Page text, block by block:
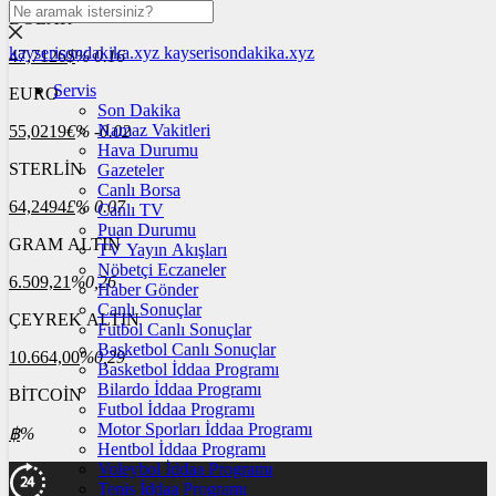
DOLAR
47,7126$% 0.16
EURO
55,0219€% -0.02
STERLİN
64,2494£% 0.07
GRAM ALTIN
6.509,21 %0,26
ÇEYREK ALTIN
10.664,00%0,29
BİTCOİN
฿%
kayserisondakika.xyz kayserisondakika.xyz
Servis
Son Dakika
Namaz Vakitleri
Hava Durumu
Gazeteler
Canlı Borsa
Canlı TV
Puan Durumu
TV Yayın Akışları
Nöbetçi Eczaneler
Haber Gönder
Canlı Sonuçlar
Futbol Canlı Sonuçlar
Basketbol Canlı Sonuçlar
Basketbol İddaa Programı
Bilardo İddaa Programı
Futbol İddaa Programı
Motor Sporları İddaa Programı
Hentbol İddaa Programı
Voleybol İddaa Programı
Tenis İddaa Programı